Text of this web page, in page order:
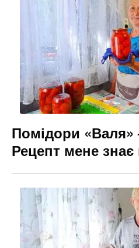
Помідори
Рецепт мене знає